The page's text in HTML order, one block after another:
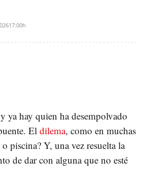
17:00h
ya hay quien ha desempolvado
El dilema, como en muchas
o piscina? Y, una vez resuelta la
de dar con alguna que no esté